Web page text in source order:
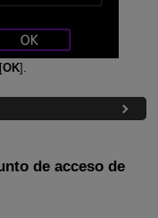
OK].
de acceso de